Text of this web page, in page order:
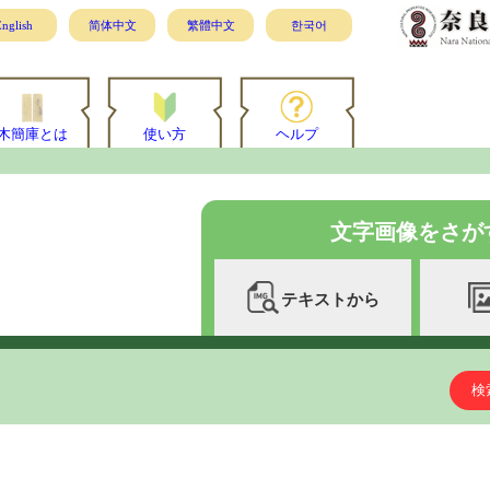
简体中文 繁體中文 한국어
簡庫とは 使い方 ヘルプ
文字画像をさが
テキストから
検